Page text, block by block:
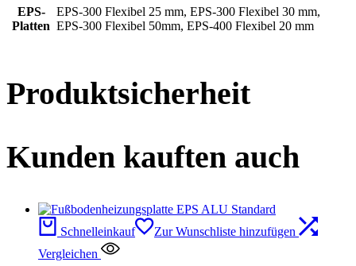
EPS-
Platten
EPS-300 Flexibel 25 mm, EPS-300 Flexibel 30 mm,
EPS-300 Flexibel 50mm, EPS-400 Flexibel 20 mm
Produktsicherheit
Kunden kauften auch
Schnelleinkauf
Zur Wunschliste hinzufügen
Vergleichen